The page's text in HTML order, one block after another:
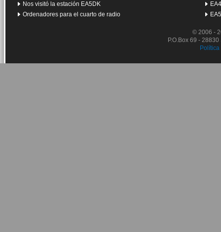
Nos visitó la estación EA5DK
Ordenadores para el cuarto de radio
© 2006 -
P.O.Box 69 -